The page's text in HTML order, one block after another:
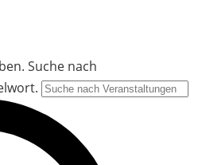
Suche nach